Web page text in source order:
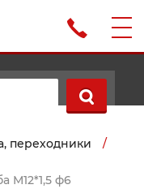
переходники /
М12*1,5 ф6